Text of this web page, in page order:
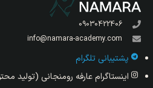
09030422406
info@namara-academy.com
پشتیبانی تلگرام
اینستاگرام عارفه رومنجانی (تولید